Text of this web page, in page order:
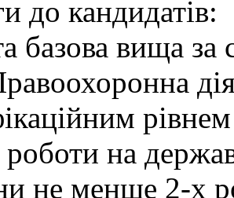
до кандидатів:
базова вища
на
не менше 2-х